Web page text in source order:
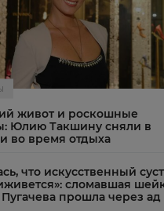
живот и роскошные
Юлию Такшину сняли в
во время отдыха
что искусственный
сломавшая
прошла через ад